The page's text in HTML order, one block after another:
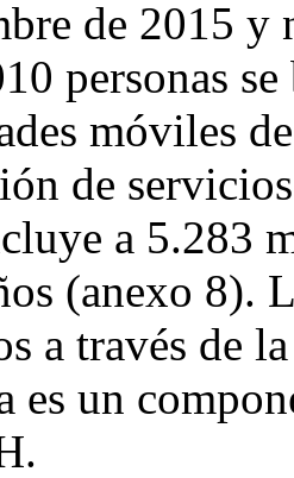
de 2015
personas
móviles
de
a 5.283
(anexo 8).
a través de
es un